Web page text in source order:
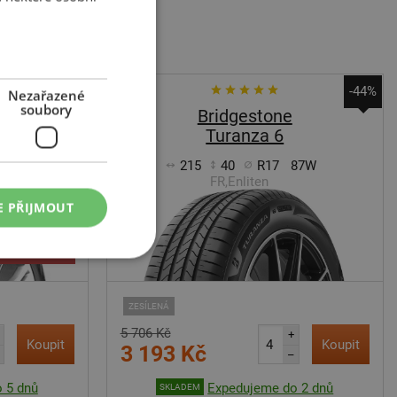
-46%
Koupit
5 dnů
-44%
Bridgestone
Turanza 6
215 40 R17
87W
FR,Enliten
ZESÍLENÁ
5 706 Kč
3 193 Kč
+
–
Koupit
SKLADEM Expedujeme do 2 dnů
Nezařazené
soubory
PŘIJMOUT